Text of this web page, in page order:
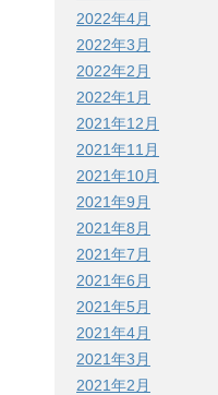
2022年4月
2022年3月
2022年2月
2022年1月
2021年12月
2021年11月
2021年10月
2021年9月
2021年8月
2021年7月
2021年6月
2021年5月
2021年4月
2021年3月
2021年2月